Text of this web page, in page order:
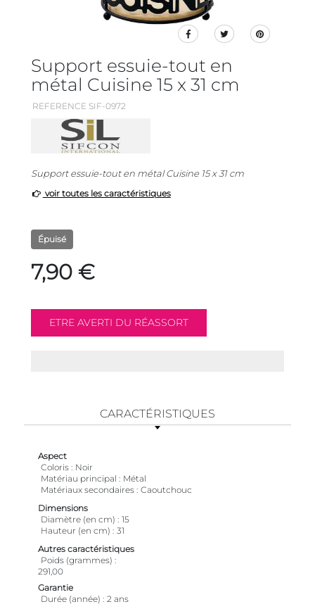
Support essuie-tout en
métal Cuisine 15 x 31 cm
REFERENCE SIF-0972
Support essuie-tout en métal Cuisine 15 x 31 cm
voir toutes les caractéristiques
Épuisé
7,90 €
CARACTÉRISTIQUES
Aspect
Coloris
Noir
Matériau principal
Métal
Matériaux secondaires Caoutchouc
Dimensions
Diamètre (en cm)
15
Hauteur (en cm)
31
Autres caractéristiques
Poids (grammes)
291,00
Garantie
Durée (année)
2 ans